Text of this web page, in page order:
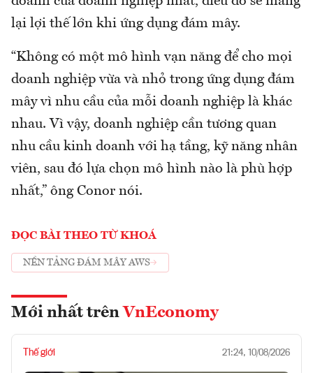
lại lợi thế lớn khi ứng dụng đám mây.
“Không có một mô hình vạn năng để cho mọi
doanh nghiệp vừa và nhỏ trong ứng dụng đám
mây vì nhu cầu của mỗi doanh nghiệp là khác
nhau. Vì vậy, doanh nghiệp cần tương quan
nhu cầu kinh doanh với hạ tầng, kỹ năng nhân
viên, sau đó lựa chọn mô hình nào là phù hợp
nhất,” ông Conor nói.
ĐỌC BÀI THEO TỪ KHOÁ
NỀN TẢNG ĐÁM MÂY AWS
Mới nhất trên VnEconomy
Thế giới 21:24, 10/08/2026